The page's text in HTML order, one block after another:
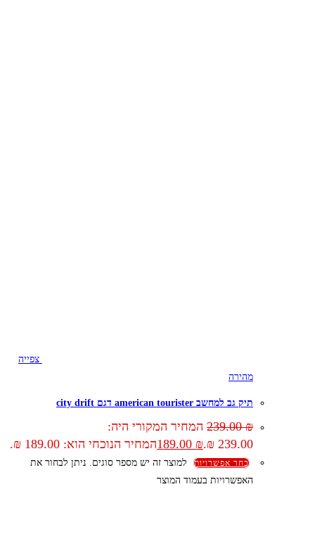
צפייה
מהירה
תיק גב למחשב american tourister דגם city drift
239.00₪
המחיר המקורי היה:
239.00 ₪.
189.00 ₪ המחיר הנוכחי הוא: 189.00 ₪.
בחר אפשרויות
למוצר זה יש מספר סוגים. ניתן לבחור את
האפשרויות בעמוד המוצר